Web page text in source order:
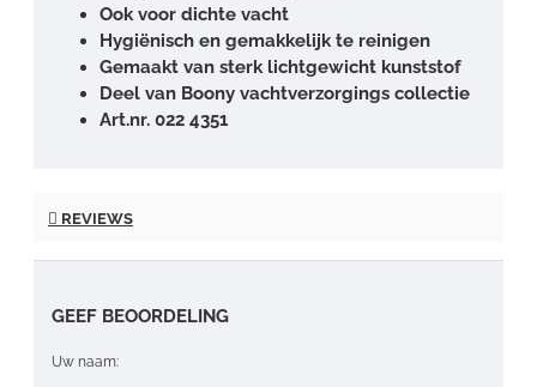
Ook voor dichte vacht
Hygiënisch en gemakkelijk te reinigen
Gemaakt van sterk lichtgewicht kunststof
Deel van Boony vachtverzorgings collectie
Art.nr. 022 4351
REVIEWS
GEEF BEOORDELING
Uw naam: